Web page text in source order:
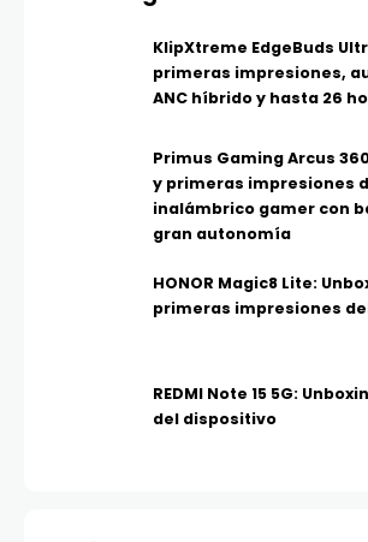
KlipXtreme EdgeBuds
primeras impresiones,
ANC híbrido y hasta 26
Primus Gaming Arcus
y primeras impresiones
inalámbrico gamer con
gran autonomía
HONOR Magic8 Lite:
primeras impresiones
REDMI Note 15 5G:
del dispositivo